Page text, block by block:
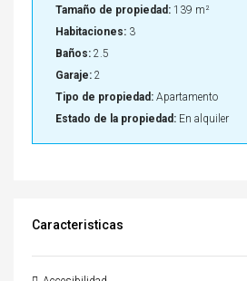
Tamaño de propiedad: 139 m²
Habitaciones: 3
Baños: 2.5
Garaje: 2
Tipo de propiedad: Apartamento
Estado de la propiedad: En alquiler
Caracteristicas